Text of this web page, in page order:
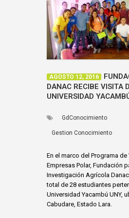
AGOSTO 12, 2016
DANAC RECIBE VISITA
UNIVERSIDAD
GdConocimiento
Gestion Conocimiento
En el marco del Programa
Empresas Polar, Fundación
Investigación Agrícola
total de 28 estudiantes
Universidad Yacambú UNY,
Cabudare, Estado Lara.